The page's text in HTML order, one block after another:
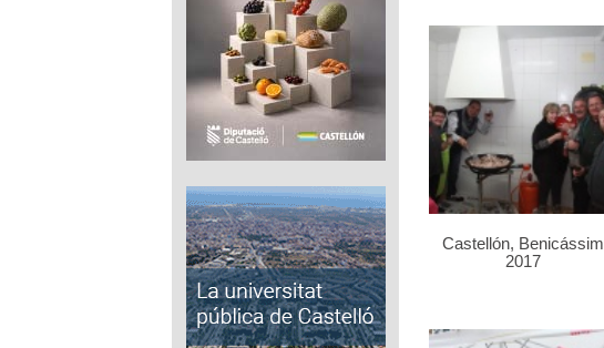
Castellón, Benicássim
2017